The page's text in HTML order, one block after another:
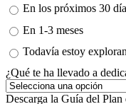
En los próximos 30
En 1-3 meses
Todavía estoy
¿Qué te ha llevado a